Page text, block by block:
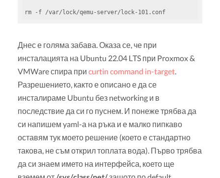
rm -f /var/lock/qemu-server/lock-101.conf
Днес е голяма забава. Оказа се, че при
инсталацията на Ubuntu 22.04 LTS при Proxmox &
VMWare спира при curtin command in-target.
Разрешението, както е описано е да се
инсталираме Ubuntu без networking и в
последствие да си го пуснем. И понеже трябва да
си напишем yaml-а на ръка и е малко пипкаво
оставям тук моето решение (което е стандартно
такова, не съм открил топлата вода). Първо трябва
да си знаем името на интерфейса, което ще